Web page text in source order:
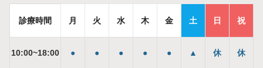
診療時間 月 火 水 木 金 土 日 祝
10:00~18:00 ● ● ● ● ● ▲ 休 休